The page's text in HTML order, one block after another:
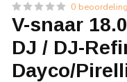
0
V-snaar
DJ / DJ-
Dayco/